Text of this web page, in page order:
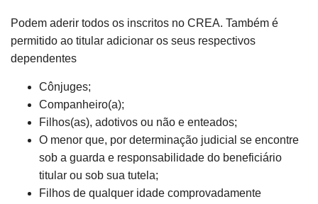
Podem aderir todos os inscritos no CREA. Também é
permitido ao titular adicionar os seus respectivos
dependentes
Cônjuges;
Companheiro(a);
Filhos(as), adotivos ou não e enteados;
O menor que, por determinação judicial se encontre
sob a guarda e responsabilidade do beneficiário
titular ou sob sua tutela;
Filhos de qualquer idade comprovadamente